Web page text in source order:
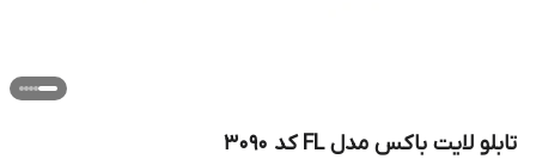
تابلو لایت باکس مدل FL کد 3090